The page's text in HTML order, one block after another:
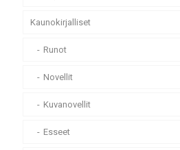
Kaunokirjalliset
Runot
Novellit
Kuvanovellit
Esseet